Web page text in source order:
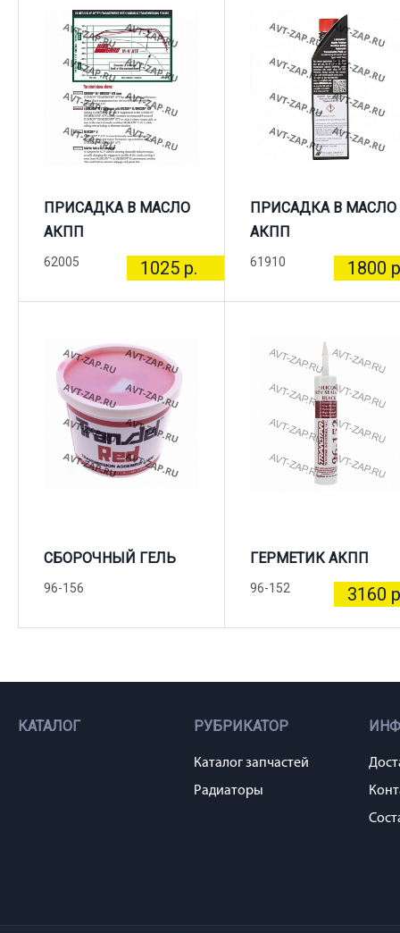
ПРИСАДКА В МАСЛО
АКПП
62005 1025 р.
ПРИСАДКА В МАСЛО
АКПП
61910 1800
СБОРОЧНЫЙ ГЕЛЬ
96-156
ГЕРМЕТИК АКПП
96-152 3160
КАТАЛОГ РУБРИКАТОР
Каталог запчастей
Радиаторы